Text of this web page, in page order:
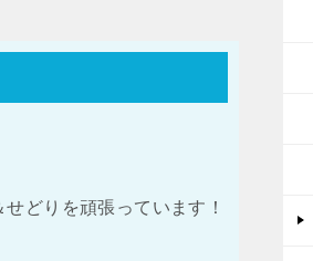
どりを頑張っています！